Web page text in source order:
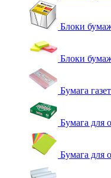
Блоки
Блоки
Бумага
Бумага для
Бумага для